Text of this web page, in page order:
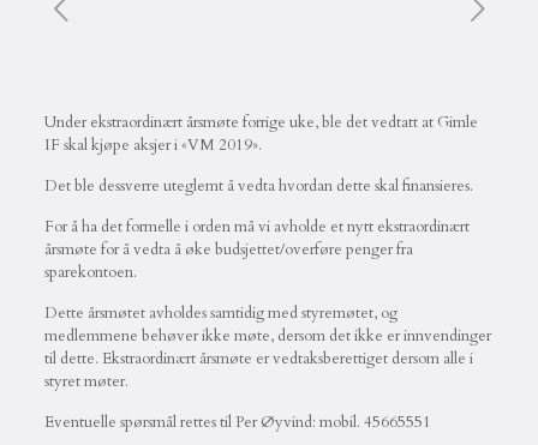
Under ekstraordinært årsmøte forrige uke, ble det vedtatt at Gimle
IF skal kjøpe aksjer i «VM 2019».
Det ble dessverre uteglemt å vedta hvordan dette skal finansieres.
For å ha det formelle i orden må vi avholde et nytt ekstraordinært
årsmøte for å vedta å øke budsjettet/overføre penger fra
sparekontoen.
Dette årsmøtet avholdes samtidig med styremøtet, og
medlemmene behøver ikke møte, dersom det ikke er innvendinger
til dette. Ekstraordinært årsmøte er vedtaksberettiget dersom alle i
styret møter.
Eventuelle spørsmål rettes til Per Øyvind: mobil. 45665551